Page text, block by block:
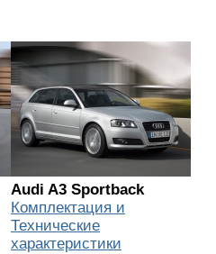
Audi A3 Sportback
Комплектация и
Технические
характеристики